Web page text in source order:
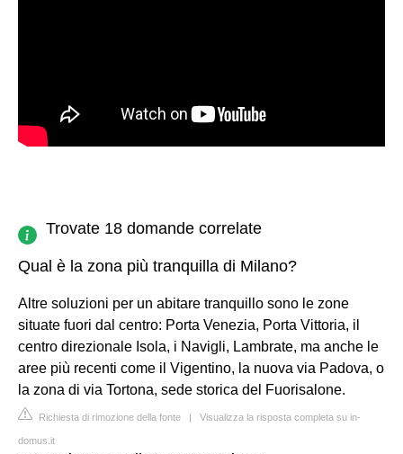
Trovate 18 domande correlate
Qual è la zona più tranquilla di Milano?
Altre soluzioni per un abitare tranquillo sono le zone
situate fuori dal centro: Porta Venezia, Porta Vittoria, il
centro direzionale Isola, i Navigli, Lambrate, ma anche le
aree più recenti come il Vigentino, la nuova via Padova, o
la zona di via Tortona, sede storica del Fuorisalone.
Richiesta di rimozione della fonte | Visualizza la risposta completa su in-
domus.it